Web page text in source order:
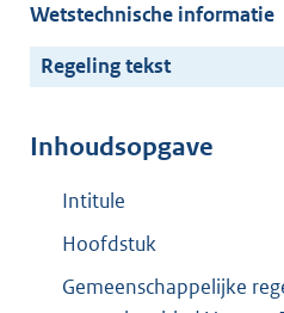
Wetstechnische informatie
Regeling tekst
Inhoudsopgave
Intitule
Hoofdstuk
Gemeenschappelijke